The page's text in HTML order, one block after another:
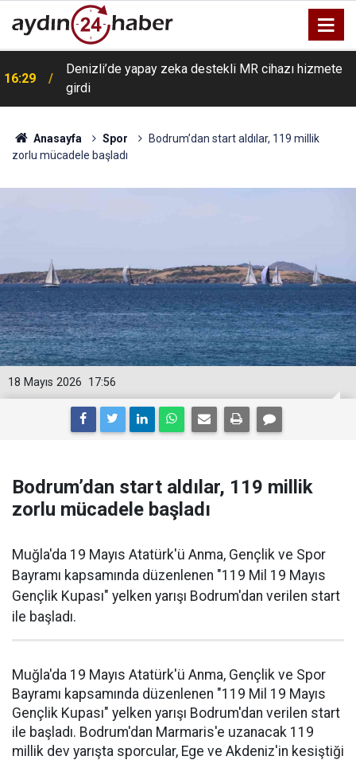
16:29
Denizli’de yapay zeka destekli MR cihazı hizmete
girdi
Anasayfa Spor
Bodrum’dan start aldılar, 119 millik
zorlu mücadele başladı
17:56
18 Mayıs 2026
Bodrum’dan start aldılar, 119 millik
zorlu mücadele başladı
Muğla'da 19 Mayıs Atatürk'ü Anma, Gençlik ve Spor
Bayramı kapsamında düzenlenen "119 Mil 19 Mayıs
Gençlik Kupası" yelken yarışı Bodrum'dan verilen start
ile başladı.
Muğla'da 19 Mayıs Atatürk'ü Anma, Gençlik ve Spor
Bayramı kapsamında düzenlenen "119 Mil 19 Mayıs
Gençlik Kupası" yelken yarışı Bodrum'dan verilen start
ile başladı. Bodrum'dan Marmaris'e uzanacak 119
millik dev yarışta sporcular, Ege ve Akdeniz'in kesiştiği